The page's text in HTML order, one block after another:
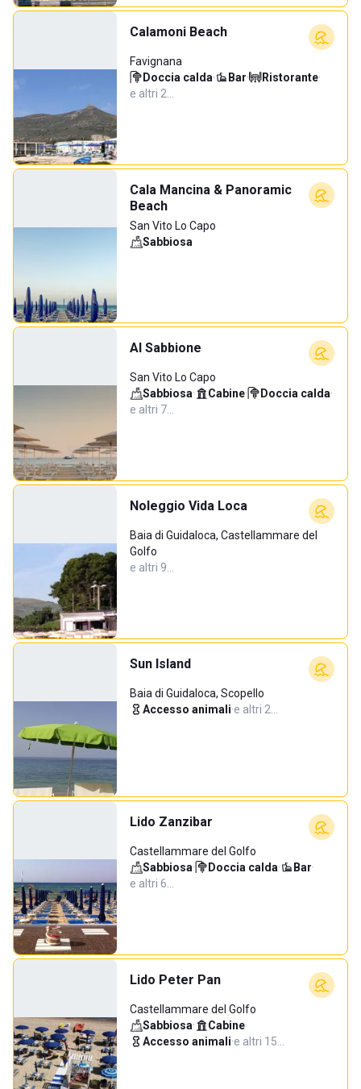
Calamoni Beach
Favignana
Doccia calda· Bar· Ristorante·
e altri 2…
Cala Mancina & Panoramic
Beach
San Vito Lo Capo
Sabbiosa
Al Sabbione
San Vito Lo Capo
Sabbiosa· Cabine· Doccia calda·
e altri 7…
Noleggio Vida Loca
Baia di Guidaloca, Castellammare del
Golfo
e altri 9…
Sun Island
Baia di Guidaloca, Scopello
Accesso animali·e altri 2…
Lido Zanzibar
Castellammare del Golfo
Sabbiosa· Doccia calda· Bar·
e altri 6…
Lido Peter Pan
Castellammare del Golfo
Sabbiosa· Cabine·
Accesso animali·e altri 15…